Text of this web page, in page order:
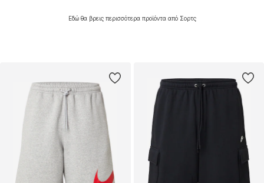
Εδώ θα βρεις περισσότερα προϊόντα από Σορτς